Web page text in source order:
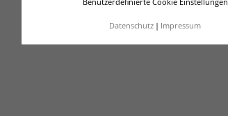
Benutzerdefinierte Cookie Einstellungen
Datenschutz Impressum